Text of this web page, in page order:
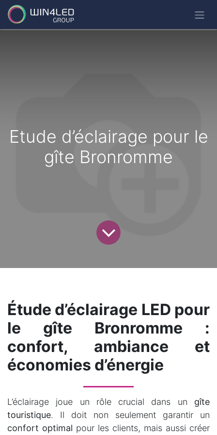
Etude d’éclairage pour le
gîte Bronromme
Étude d’éclairage LED pour
le gîte Bronromme :
confort, ambiance et
économies d’énergie
L’éclairage joue un rôle crucial dans un gîte
touristique. Il doit non seulement garantir un
confort optimal pour les clients, mais aussi créer